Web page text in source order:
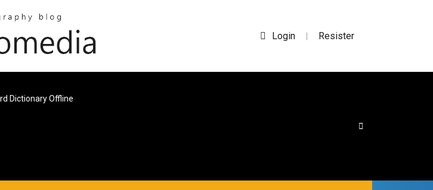
Login | Resister
Dictionary Offline